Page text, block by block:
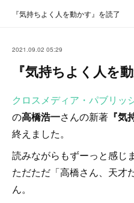
『気持ちよく人を動かす』を読了
2021.09.02 05:29
『気持ちよく人を
クロスメディア・パブリッ
の高橋浩一さんの新著 『気
終えました。
読みながらもずーっと感じ
ただただ「高橋さん、天才
ん。